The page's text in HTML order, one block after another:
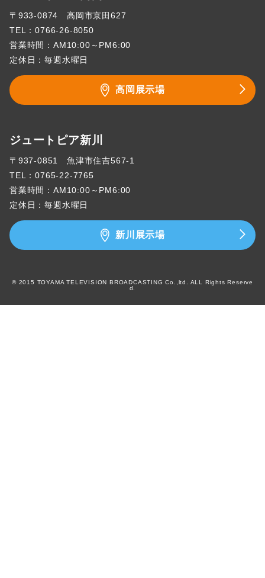
〒933-0874 高岡市京田627
TEL：0766-26-8050
営業時間：AM10:00～PM6:00
定休日：毎週水曜日
高岡展示場
ジュートピア新川
〒937-0851 魚津市住吉567-1
TEL：0765-22-7765
営業時間：AM10:00～PM6:00
定休日：毎週水曜日
新川展示場
© 2015 TOYAMA TELEVISION BROADCASTING Co.,ltd. ALL Rights Reserve
d.